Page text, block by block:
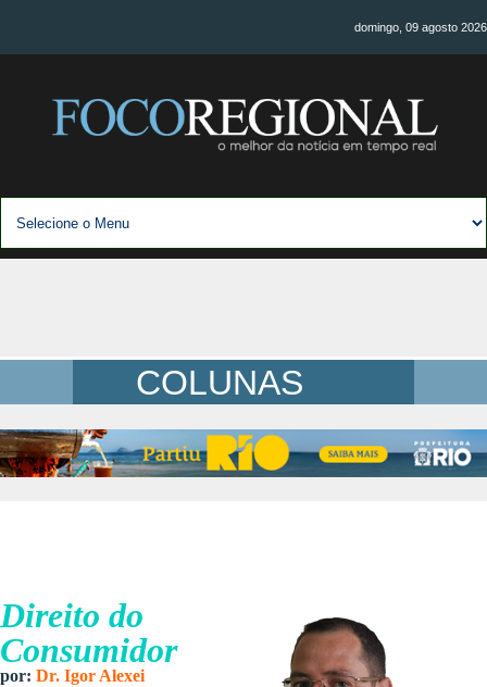
domingo, 09 agosto 2026
COLUNAS
Direito do
Consumidor
por: Dr. Igor Alexei